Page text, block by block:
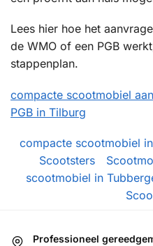
Lees hier hoe het
de WMO of een PGB
stappenplan.
compacte scootmobiel
PGB in Tilburg
compacte scootmobiel
Scootsters
scootmobiel in
Professioneel